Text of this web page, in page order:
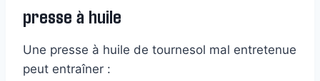
presse à huile
Une presse à huile de tournesol mal entretenue
peut entraîner :